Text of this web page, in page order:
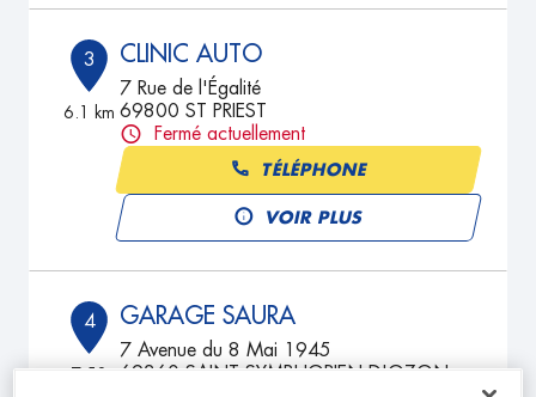
3
6.1 km
CLINIC AUTO
7 Rue de l'Égalité
69800 ST PRIEST
Fermé actuellement
TÉLÉPHONE
VOIR PLUS
4 GARAGE SAURA
7 Avenue du 8 Mai 1945
69360 SAINT SYMPHORIEN D'OZON